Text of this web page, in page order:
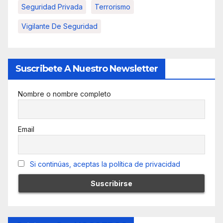
Seguridad Privada Terrorismo
Vigilante De Seguridad
Suscribete A Nuestro Newsletter
Nombre o nombre completo
Email
Si continúas, aceptas la política de privacidad